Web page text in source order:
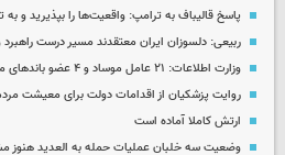
پاسخ قالیباف به ترامپ: واقعیت‌ها را بپذیرید و
ربیعی: دلسوزان ایران معتقدند مسیر درست راهبرد
وزارت اطلاعات: ۲۱ عامل موساد و ۴ عضو باندهای مسلح بازداشت شدند
روایت پزشکیان از اقدامات دولت برای معیشت
ارتش کاملا آماده است
وضعیت سه خلبان عملیات حمله به العدید